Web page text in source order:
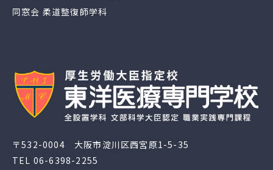
〒532-0004 大阪市淀川区西宮原1-5-35
TEL 06-6398-2255
同窓会 柔道整復師学科